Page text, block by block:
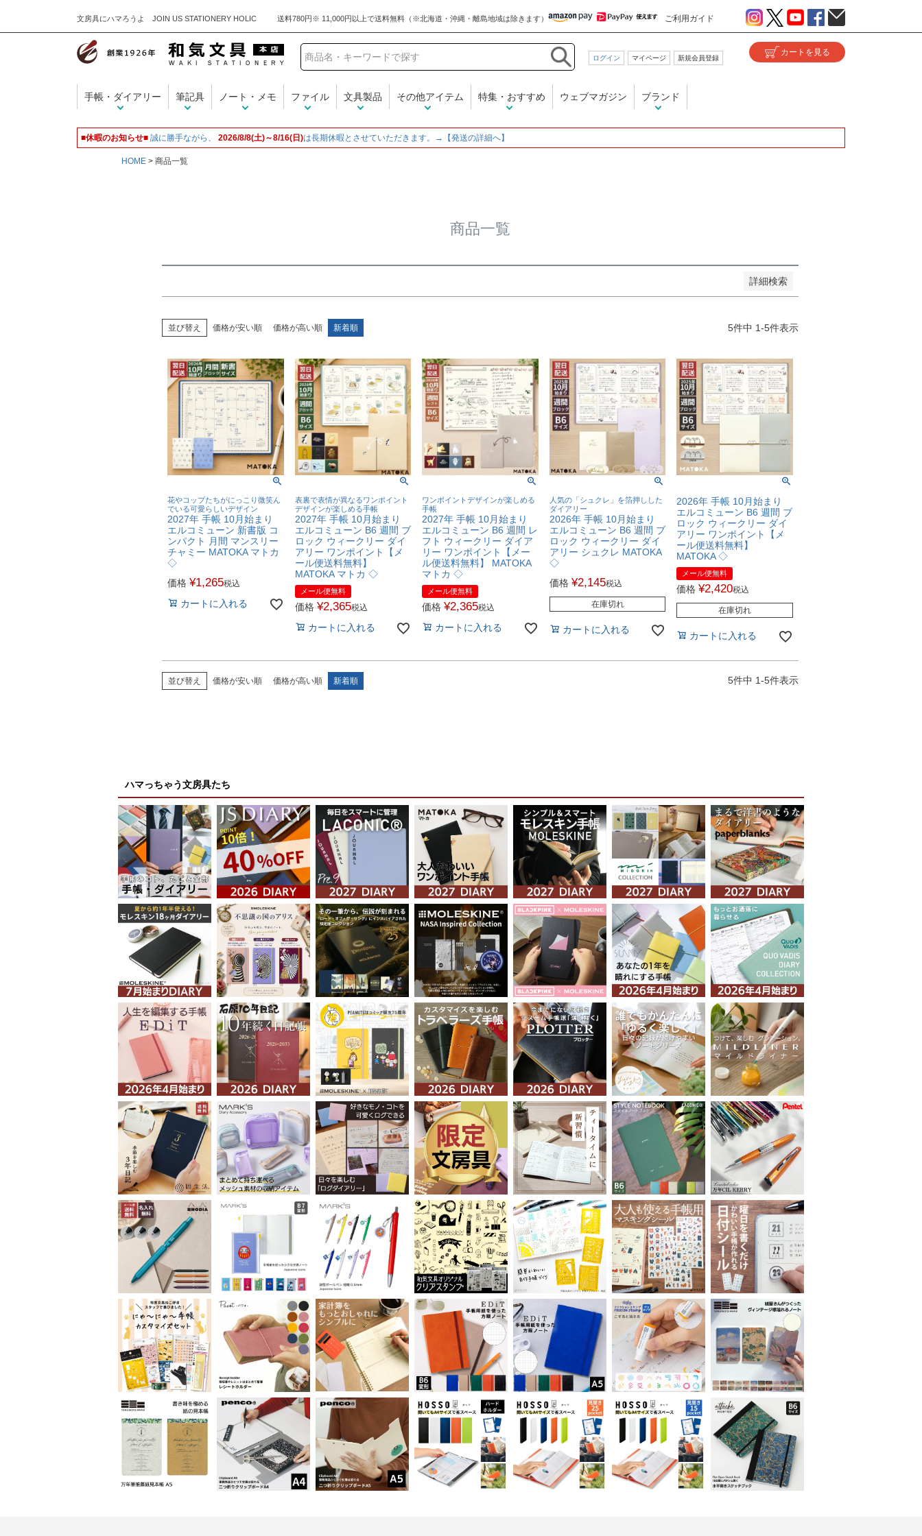
文房具にハマろうよ JOIN US STATIONERY HOLIC ご利用ガイド
和気文具
ログイン マイページ 新規会員登録
手帳・ダイアリー 筆記具 ノート・メモ ファイル 文具製品 その他アイテム 特集・おすすめ ウェブマガジン ブランド
■休暇のお知らせ■ 誠に勝手ながら、 2026/8/8(土)～8/16(日)は長期休暇とさせていただきます。→【発送の詳細へ】
HOME 商品一覧
商品一覧
詳細検索
キーワード
～
商品番号/JANコード
並び替え 価格が安い順 価格が高い順 新着順 5件中 1-5件表示
花やコップたちがにっこり微笑ん
でいる可愛らしいデザイン
2027年 手帳 10月始まり
エルコミューン 新書版 コ
ンパクト 月間 マンスリー
チャミー MATOKA マトカ
◇
価格 ¥1,265税込
カートに入れる
表裏で表情が異なるワンポイント
デザインが楽しめる手帳
2027年 手帳 10月始まり
エルコミューン B6 週間 ブ
ロック ウィークリー ダイ
アリー ワンポイント【メ
ール便送料無料】
MATOKA マトカ ◇
メール便無料
価格 ¥2,365税込
カートに入れる
ワンポイントデザインが楽しめる
手帳
2027年 手帳 10月始まり
エルコミューン B6 週間 レ
フト ウィークリー ダイア
リー ワンポイント【メー
ル便送料無料】 MATOKA
マトカ ◇
メール便無料
価格 ¥2,365税込
カートに入れる
人気の「シュクレ」を箔押しした
ダイアリー
2026年 手帳 10月始まり
エルコミューン B6 週間 ブ
ロック ウィークリー ダイ
アリー シュクレ MATOKA
◇
価格 ¥2,145税込
在庫切れ
カートに入れる
2026年 手帳 10月始まり
エルコミューン B6 週間 ブ
ロック ウィークリー ダイ
アリー ワンポイント【メ
ール便送料無料】
MATOKA ◇
メール便無料
価格 ¥2,420税込
在庫切れ
カートに入れる
並び替え 価格が安い順 価格が高い順 新着順 5件中 1-5件表示
ハマっちゃう文房具たち